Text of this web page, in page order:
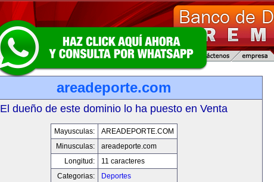
areadeporte.com
El dueño de este dominio lo ha puesto en Venta
Mayusculas:
AREADEPORTE.COM
Minusculas:
areadeporte.com
Longitud:
11 caracteres
Categorias:
Deportes